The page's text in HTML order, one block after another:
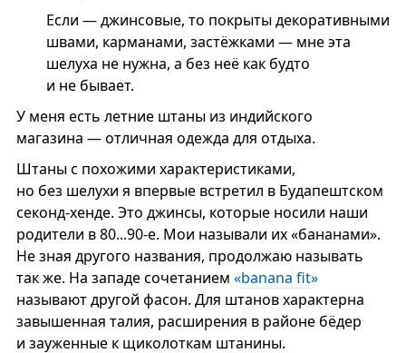
Если — джинсовые, то покрыты декоративными
швами, карманами, застёжками — мне эта
шелуха не нужна, а без неё как будто
и не бывает.
У меня есть летние штаны из индийского
магазина — отличная одежда для отдыха.
Штаны с похожими характеристиками,
но без шелухи я впервые встретил в Будапештском
секонд-хенде. Это джинсы, которые носили наши
родители в 80...90-е. Мои называли их «бананами».
Не зная другого названия, продолжаю называть
так же. На западе сочетанием «banana fit»
называют другой фасон. Для штанов характерна
завышенная талия, расширения в районе бёдер
и зауженные к щиколоткам штанины.